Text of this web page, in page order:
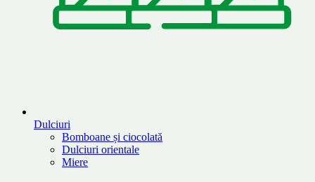
Dulciuri
Bomboane și ciocolată
Dulciuri orientale
Miere